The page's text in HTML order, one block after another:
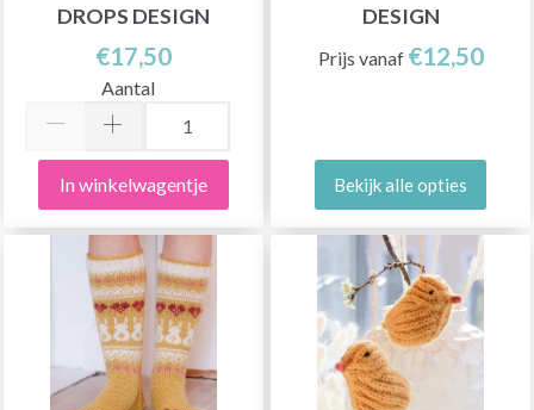
DROPS DESIGN
€17,50
Aantal
In winkelwagentje
DESIGN
Prijs vanaf €12,50
Bekijk alle opties